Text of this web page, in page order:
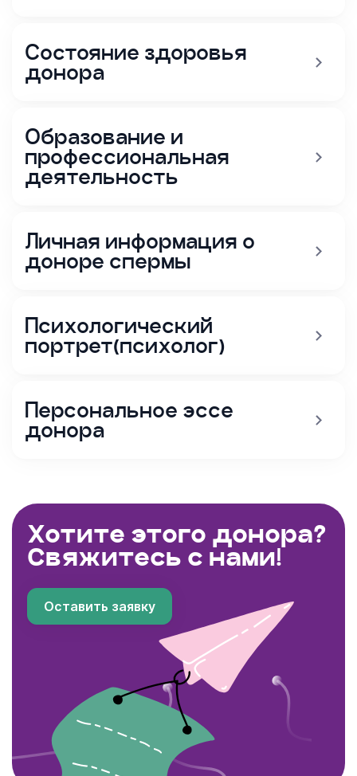
Состояние здоровья
донора
Образование и
профессиональная
деятельность
Личная информация о
доноре спермы
Психологический
портрет(психолог)
Персональное эссе
донора
Хотите этого донора?
Свяжитесь с нами!
Оставить заявку